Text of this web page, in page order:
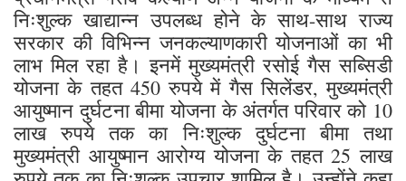
निःशुल्क खाद्यान्न उपलब्ध होने के साथ-साथ राज्य
सरकार की विभिन्न जनकल्याणकारी योजनाओं का भी
लाभ मिल रहा है। इनमें मुख्यमंत्री रसोई गैस सब्सिडी
योजना के तहत 450 रुपये में गैस सिलेंडर, मुख्यमंत्री
आयुष्मान दुर्घटना बीमा योजना के अंतर्गत परिवार को 10
लाख रुपये तक का निःशुल्क दुर्घटना बीमा तथा
मुख्यमंत्री आयुष्मान आरोग्य योजना के तहत 25 लाख